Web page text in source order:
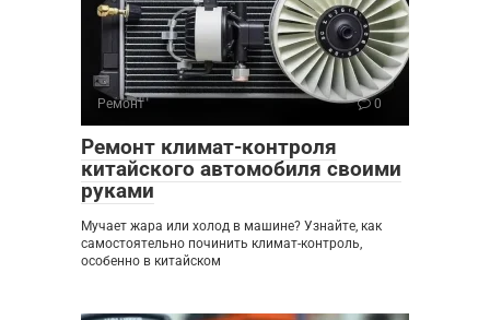
Ремонт 0
Ремонт климат-контроля
китайского автомобиля своими
руками
Мучает жара или холод в машине? Узнайте, как
самостоятельно починить климат-контроль,
особенно в китайском